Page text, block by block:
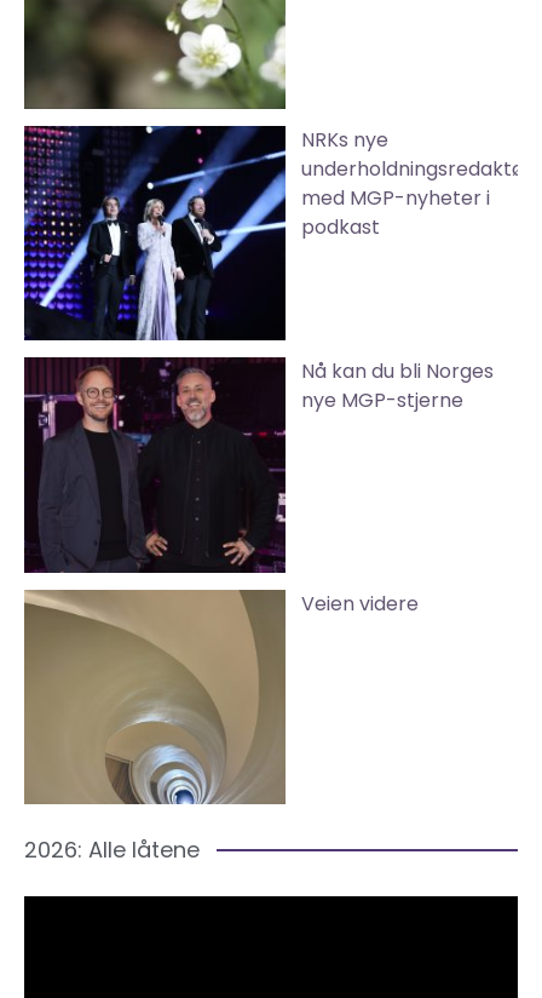
NRKs nye
underholdningsredaktør
med MGP-nyheter i
podkast
Nå kan du bli Norges
nye MGP-stjerne
Veien videre
2026: Alle låtene